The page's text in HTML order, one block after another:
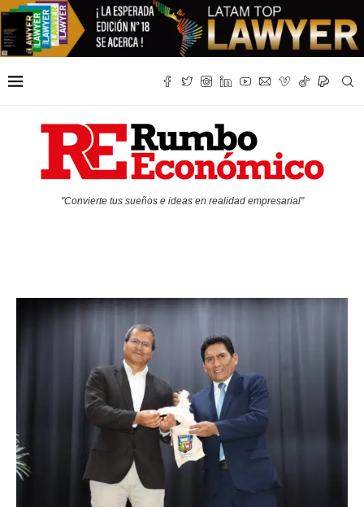
"Convierte tus sueños e ideas en realidad empresarial"